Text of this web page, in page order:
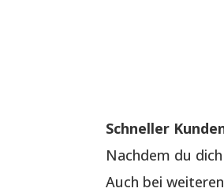
Schneller
Nachdem du
Auch bei